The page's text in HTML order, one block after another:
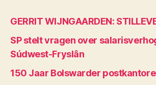
GERRIT WIJNGAARDEN:
SP stelt vragen over
Súdwest-Fryslân
150 Jaar Bolswarder